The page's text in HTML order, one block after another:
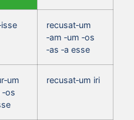
recusat‑um
‑am ‑um ‑os
‑as ‑a esse
‑os
recusat‑um iri